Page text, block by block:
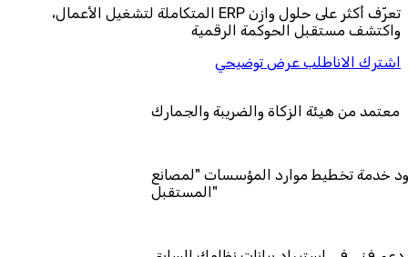
تعرّف أكثر على حلول وازن ERP المتكاملة لتشغيل الأعمال،
واكتشف مستقبل الحوكمة الرقمية
اشترك الاناطلب عرض توضيحي
معتمد من هيئة الزكاة والضريبة والجمارك
كمزود خدمة تخطيط موارد المؤسسات "لمصانع
المستقبل"